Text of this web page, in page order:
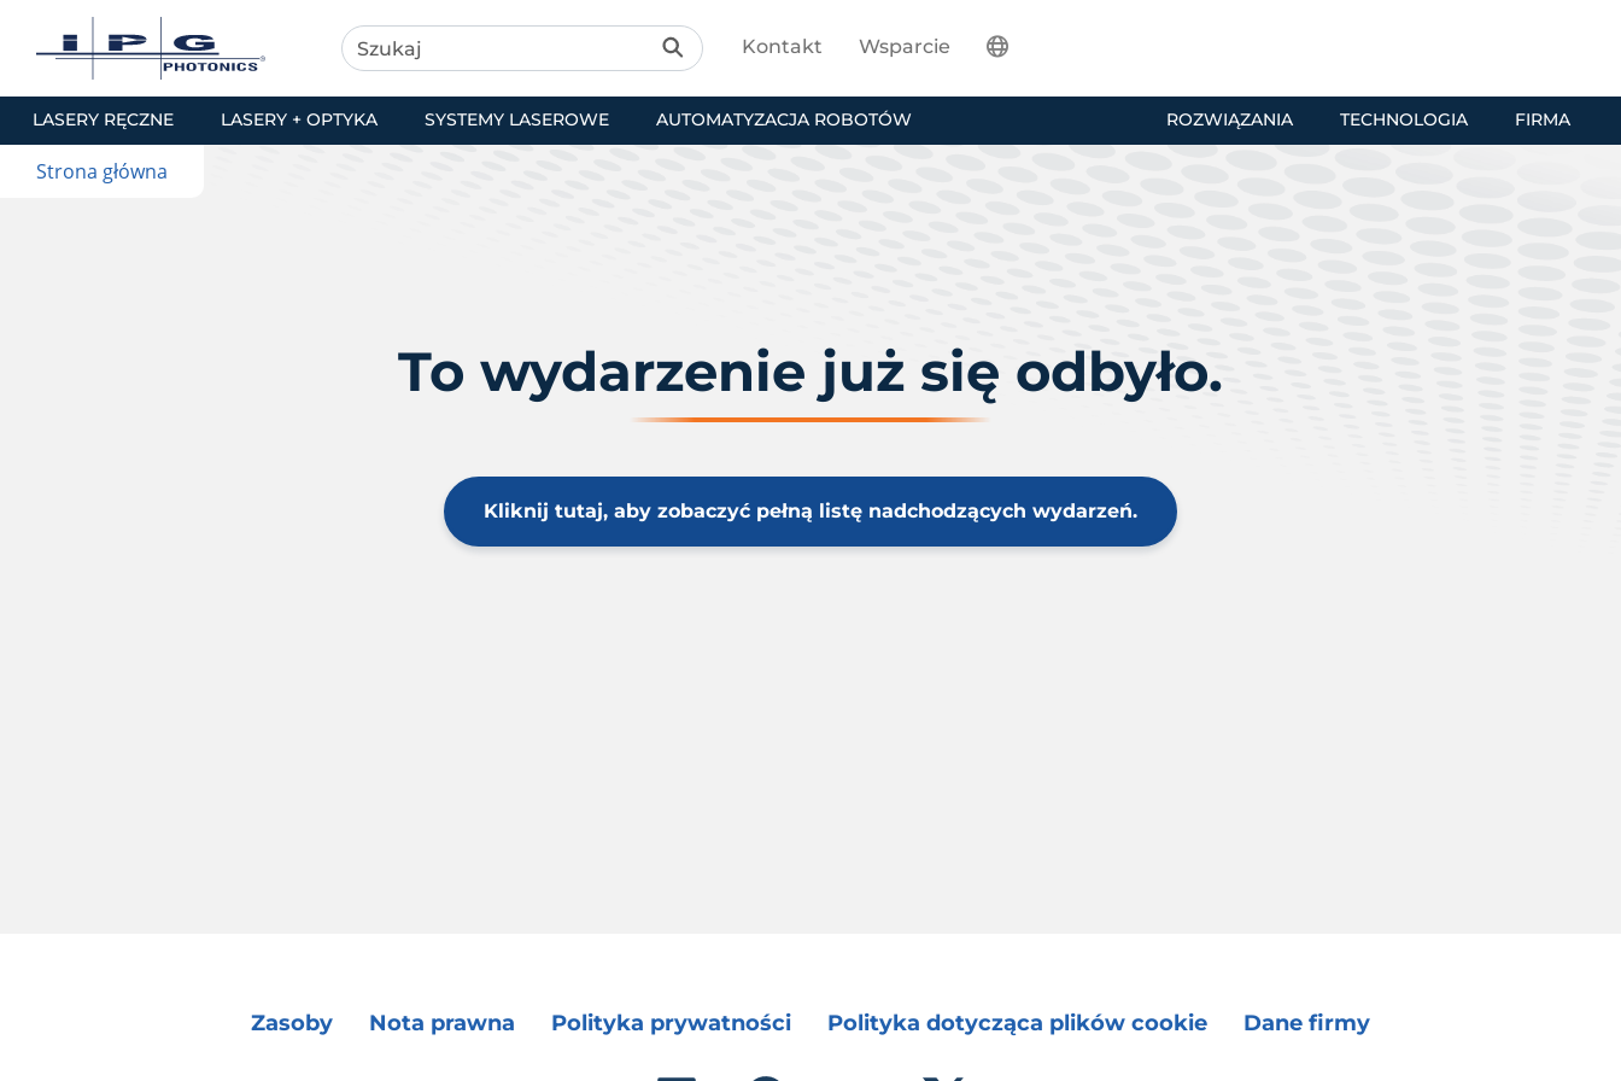
LASERY RĘCZNE LASERY + OPTYKA SYSTEMY LASEROWE AUTOMATYZACJA ROBOTÓW ROZWIĄZANIA TECHNOLOGIA FIRMA
Kontakt Wsparcie
Strona główna
To wydarzenie już się odbyło.
Kliknij tutaj, aby zobaczyć pełną listę nadchodzących wydarzeń.
Zasoby Nota prawna Polityka prywatności Polityka dotycząca plików cookie Dane firmy